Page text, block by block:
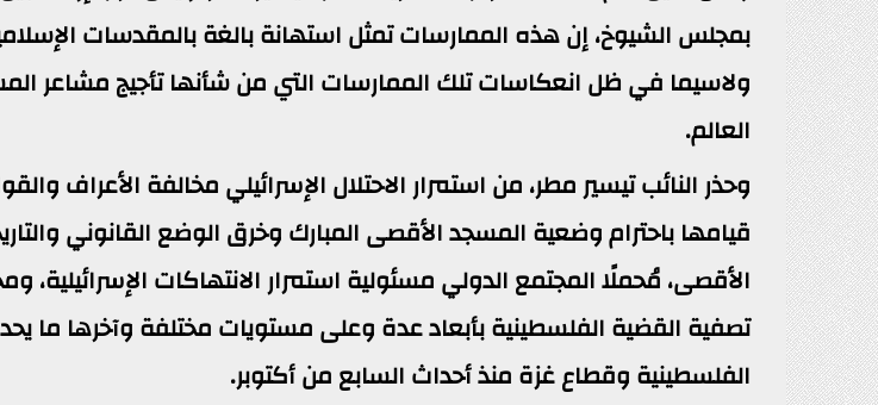
بمجلس الشيوخ، إن هذه الممارسات تمثل استهانة بالغة بالمقدسات
ولاسيما في ظل انعكاسات تلك الممارسات التي من شأنها تأجيج مشاعر
العالم.
وحذر النائب تيسير مطر، من استمرار الاحتلال الإسرائيلي مخالفة الأعراف
قيامها باحترام وضعية المسجد الأقصى المبارك وخرق الوضع القانوني
الأقصى، مُحملًا المجتمع الدولي مسئولية استمرار الانتهاكات الإسرائيلية،
تصفية القضية الفلسطينية بأبعاد عدة وعلى مستويات مختلفة وآخرها ما
الفلسطينية وقطاع غزة منذ أحداث السابع من أكتوبر.